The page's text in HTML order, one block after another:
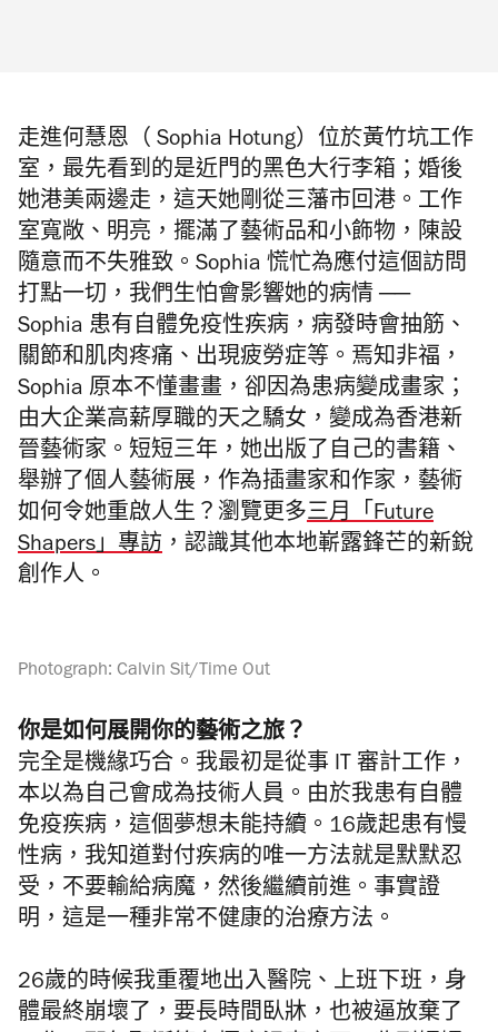
走進何慧恩（ Sophia Hotung）位於黃竹坑工作
室，最先看到的是近門的黑色大行李箱；婚後
她港美兩邊走，這天她剛從三藩市回港。工作
室寬敞、明亮，擺滿了藝術品和小飾物，陳設
隨意而不失雅致。Sophia 慌忙為應付這個訪問
打點一切，我們生怕會影響她的病情 ──
Sophia 患有自體免疫性疾病，病發時會抽筋、
關節和肌肉疼痛、出現疲勞症等。焉知非福，
Sophia 原本不懂畫畫，卻因為患病變成畫家；
由大企業高薪厚職的天之驕女，變成為香港新
晉藝術家。短短三年，她出版了自己的書籍、
舉辦了個人藝術展，作為插畫家和作家，藝術
如何令她重啟人生？ 瀏覽更多三月「Future
Shapers」專訪 ，認識其他本地嶄露鋒芒的新銳
創作人。
Photograph: Calvin Sit/Time Out
你是如何展開你的藝術之旅 ？
完全是機緣巧合。我最初是從事 IT 審計工作，
本以為自己會成為技術人員。由於我患有自體
免疫疾病，這個夢想未能持續。16歲起患有慢
性病，我知道對付疾病的唯一方法就是默默忍
受，不要輸給病魔，然後繼續前進。事實證
明，這是一種非常不健康的治療方法。
26歲的時候我重覆地出入醫院、上班下班，身
體最終崩壞了，要長時間臥牀，也被逼放棄了